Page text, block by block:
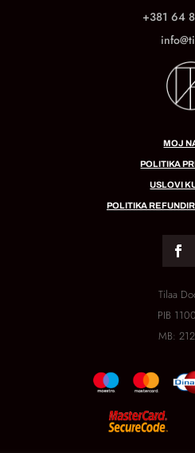
+381 64
MOJ
POLITIKA
USLOVI
POLITIKA
Tilaa
PIB
MB: